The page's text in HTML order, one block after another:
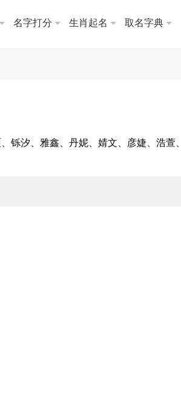
名字打分 生肖起名 取名字典
铄汐、雅鑫、丹妮、婧文、彦婕、浩萱、